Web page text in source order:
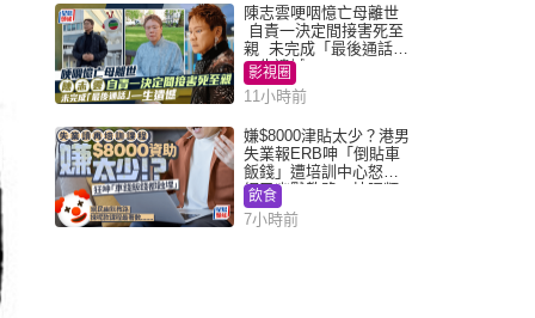
陳志雲哽咽憶亡母離世
自責一決定間接害死至
親 未完成「最後通話」
一生遺憾
影視圈
11小時前
嫌$8000津貼太少？港男
失業報ERB呻「倒貼車
飯錢」遭培訓中心怒轟
網民幽默教路：揀呢類
課程唔會蝕...
飲食
7小時前